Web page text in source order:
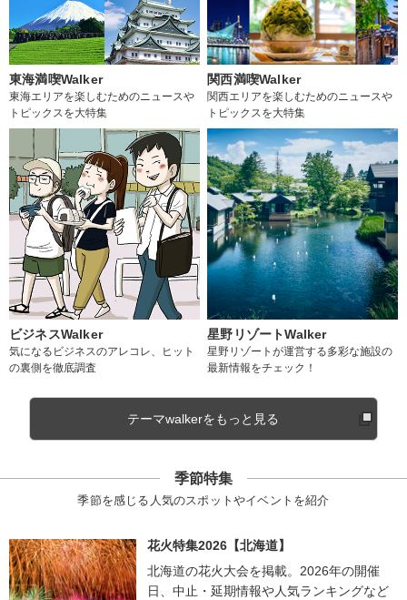
東海満喫Walker
東海エリアを楽しむためのニュースや
トピックスを大特集
関西満喫Walker
関西エリアを楽しむためのニュースや
トピックスを大特集
ビジネスWalker
気になるビジネスのアレコレ、ヒット
の裏側を徹底調査
星野リゾートWalker
星野リゾートが運営する多彩な施設の
最新情報をチェック！
テーマwalkerをもっと見る
季節特集
季節を感じる人気のスポットやイベントを紹介
花火特集2026【北海道】
北海道の花火大会を掲載。2026年の開催
日、中止・延期情報や人気ランキングなど